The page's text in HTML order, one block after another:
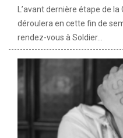
L’avant dernière étape de
déroulera en cette fin de
rendez-vous à Soldier...